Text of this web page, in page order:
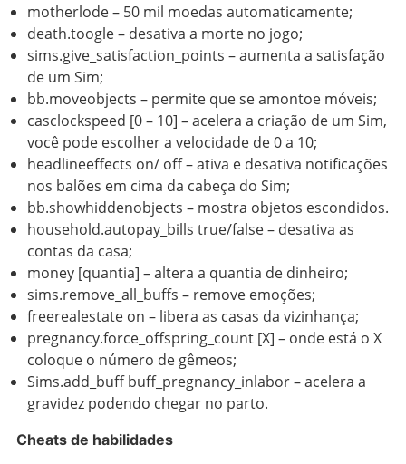
motherlode – 50 mil moedas automaticamente;
death.toogle – desativa a morte no jogo;
sims.give_satisfaction_points – aumenta a satisfação
de um Sim;
bb.moveobjects – permite que se amontoe móveis;
casclockspeed [0 – 10] – acelera a criação de um Sim,
você pode escolher a velocidade de 0 a 10;
headlineeffects on/ off – ativa e desativa notificações
nos balões em cima da cabeça do Sim;
bb.showhiddenobjects – mostra objetos escondidos.
household.autopay_bills true/false – desativa as
contas da casa;
money [quantia] – altera a quantia de dinheiro;
sims.remove_all_buffs – remove emoções;
freerealestate on – libera as casas da vizinhança;
pregnancy.force_offspring_count [X] – onde está o X
coloque o número de gêmeos;
Sims.add_buff buff_pregnancy_inlabor – acelera a
gravidez podendo chegar no parto.
Cheats de habilidades